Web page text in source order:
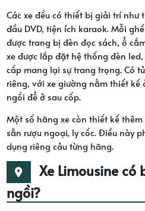
Các xe đều có thiết bị giải trí
đầu DVD, tiện ích karaok. Mỗi
được trang bị đèn đọc sách, ổ
xe được lắp đặt hệ thống đèn
cấp mang lại sự trang trọng. Có
riêng, với xe giường nằm thiết kế
ngồi để ở sau cốp.
Một số hãng xe còn thiết kế
sẵn rượu ngoại, ly cốc. Điều này
dụng riêng cảu từng hãng.
Xe Limousine có
ngồi?